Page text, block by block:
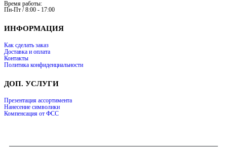
Время работы:
Пн-Пт / 8:00 - 17:00
ИНФОРМАЦИЯ
Как сделать заказ
Доставка и оплата
Контакты
Политика конфиденциальности
ДОП. УСЛУГИ
Презентация ассортимента
Нанесение символики
Компенсация от ФСС